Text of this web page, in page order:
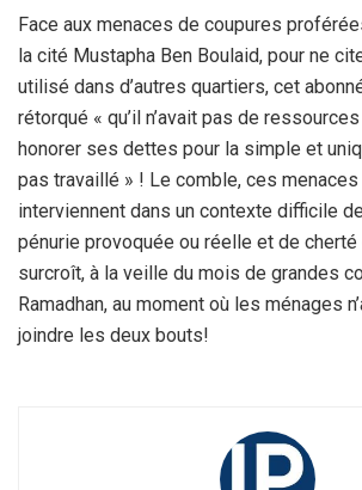
Face aux menaces de coupures
la cité Mustapha Ben Boulaid, pour ne
utilisé dans d’autres quartiers, cet
rétorqué « qu’il n’avait pas de
honorer ses dettes pour la simple et
pas travaillé » ! Le comble, ces
interviennent dans un contexte difficile
pénurie provoquée ou réelle et de
surcroît, à la veille du mois de grandes
Ramadhan, au moment où les ménages
joindre les deux bouts!